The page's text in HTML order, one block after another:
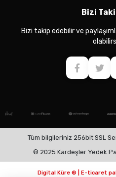
Bizi
Bizi takip edebilir ve
Tüm bilgileriniz 256bit SSL
© 2025 Kardeşler Yedek
Digital Küre ® | E-ticaret